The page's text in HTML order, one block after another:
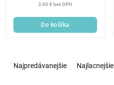
2,60 € bez DPH
Do košíka
Najpredávanejšie Najlacnejšie